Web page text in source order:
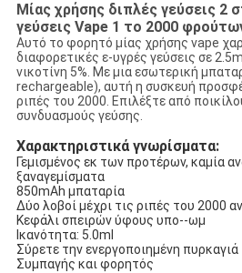
Μίας χρήσης διπλές γεύσεις 2
γεύσεις Vape 1 το 2000
Αυτό το φορητό μίας χρήσης vape
διαφορετικές ε-υγρές γεύσεις σε
νικοτίνη 5%. Με μια εσωτερική
rechargeable), αυτή η συσκευή
ριπές του 2000. Επιλέξτε από
συνδυασμούς γεύσης.
Χαρακτηριστικά γνωρίσματα:
Γεμισμένος εκ των προτέρων, καμία
ξαναγεμίσματα
850mAh μπαταρία
Δύο λοβοί μέχρι τις ριπές του 2000
Κεφάλι σπειρών ύφους υπο--ωμ
Ικανότητα: 5.0ml
Σύρετε την ενεργοποιημένη πυρκαγιά
Συμπαγής και φορητός